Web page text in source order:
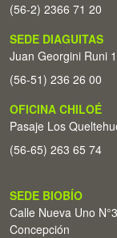
(56-2) 2366 71 20
SEDE DIAGUITAS
Juan Georgini Runi
(56-51) 236 26 00
OFICINA CHILOÉ
Pasaje Los
(56-65) 263 65 74
SEDE BIOBÍO
Calle Nueva Uno
Concepción